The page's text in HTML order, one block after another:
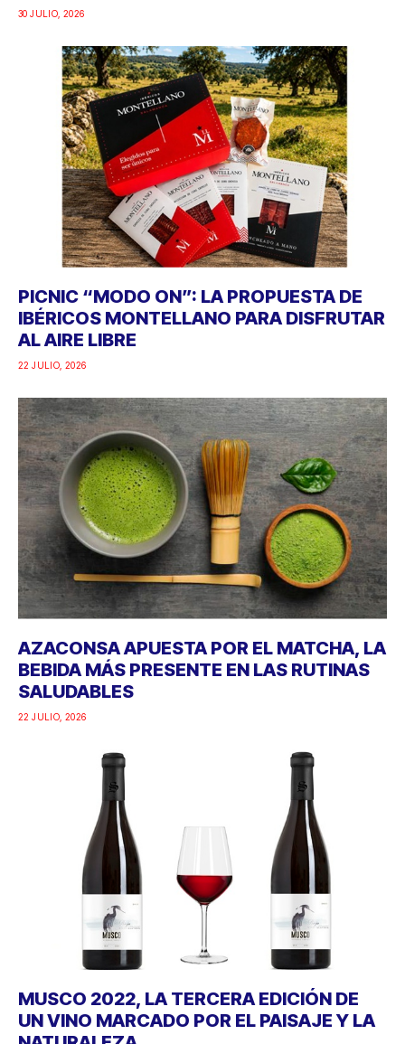
30 JULIO, 2026
PICNIC “MODO ON”: LA PROPUESTA DE
IBÉRICOS MONTELLANO PARA DISFRUTAR
AL AIRE LIBRE
22 JULIO, 2026
AZACONSA APUESTA POR EL MATCHA, LA
BEBIDA MÁS PRESENTE EN LAS RUTINAS
SALUDABLES
22 JULIO, 2026
MUSCO 2022, LA TERCERA EDICIÓN DE
UN VINO MARCADO POR EL PAISAJE Y LA